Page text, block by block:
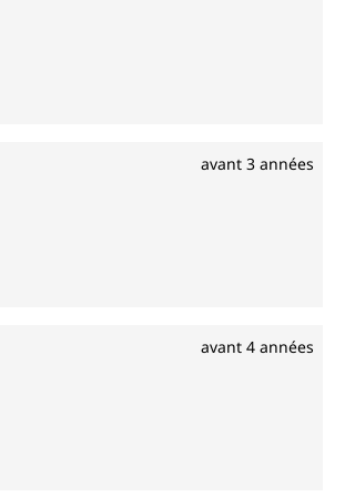
avant 3 années
avant 4 années